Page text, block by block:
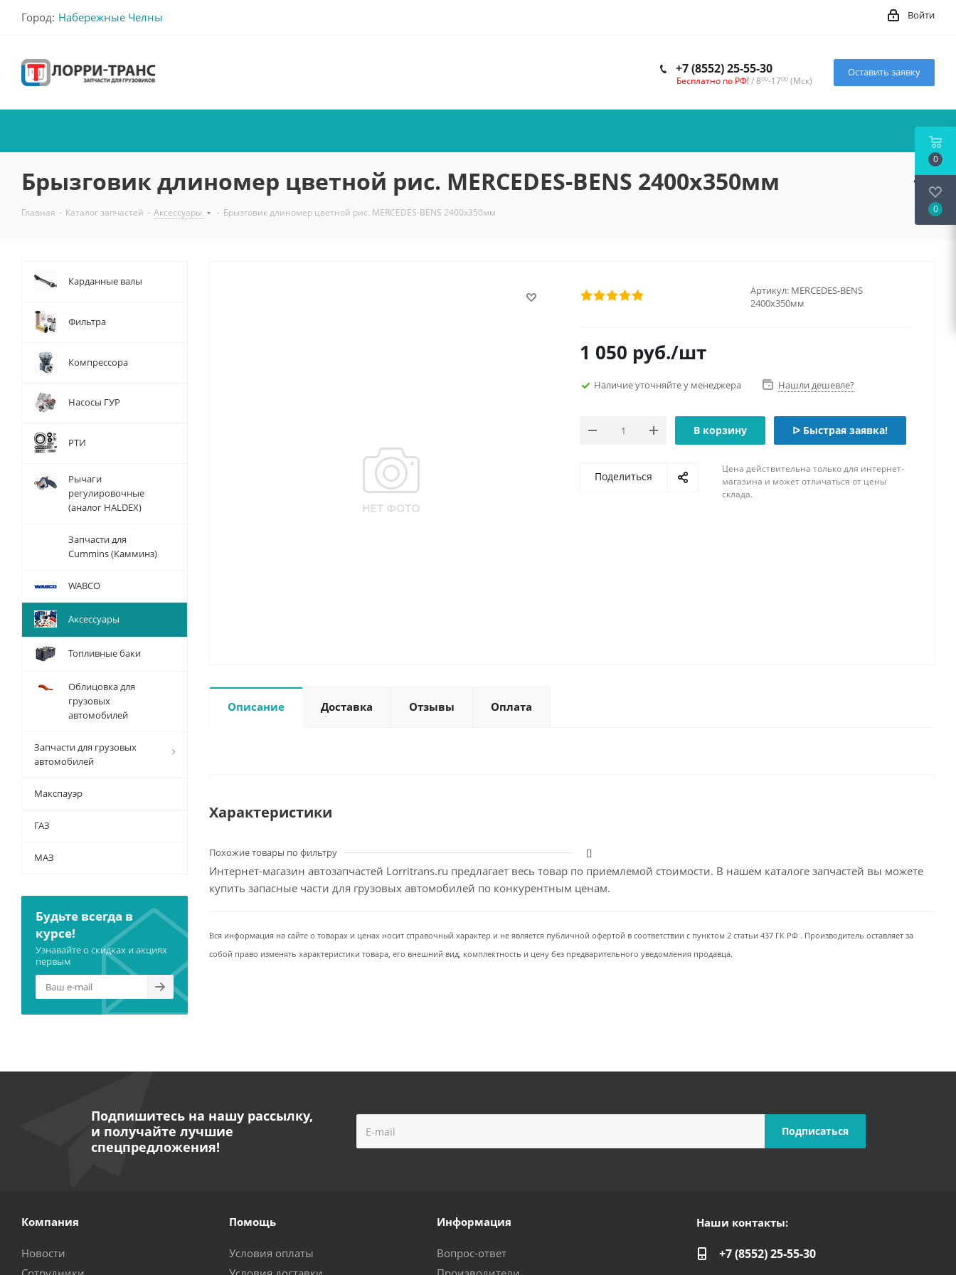
Город: Набережные Челны Войти
+7 (8552) 25-55-30
Бесплатно по РФ!/ 800-1700 (Мск)
Оставить заявку
Брызговик длиномер цветной рис. MERCEDES-BENS 2400x350мм
Главная - Каталог запчастей - Аксессуары - Брызговик длиномер цветной рис. MERCEDES-BENS 2400x350мм
Артикул: MERCEDES-BENS
2400x350мм
1 050 руб./шт
Наличие уточняйте у менеджера Нашли дешевле?
В корзину ᐅ Быстрая заявка!
Поделиться
Цена действительна только для интернет-
магазина и может отличаться от цены
склада.
Описание Доставка Отзывы Оплата
Характеристики
Похожие товары по фильтру []
Интернет-магазин автозапчастей Lorritrans.ru предлагает весь товар по приемлемой стоимости. В нашем каталоге запчастей вы можете
купить запасные части для грузовых автомобилей по конкурентным ценам.
Вся информация на сайте о товарах и ценах носит справочный характер и не является публичной офертой в соответствии с пунктом 2 статьи 437 ГК РФ . Производитель оставляет за
собой право изменять характеристики товара, его внешний вид, комплектность и цену без предварительного уведомления продавца.
Карданные валы
Фильтра
Компрессора
Насосы ГУР
РТИ
Рычаги
регулировочные
(аналог HALDEX)
Запчасти для
Cummins (Камминз)
WABCO
Аксессуары
Топливные баки
Облицовка для
грузовых
автомобилей
Запчасти для грузовых
автомобилей
Макспауэр
ГАЗ
МАЗ
Будьте всегда в
курсе!
Узнавайте о скидках и акциях
первым
Подпишитесь на нашу рассылку,
и получайте лучшие
спецпредложения!
Компания
Новости
Помощь
Условия оплаты
Информация
Вопрос-ответ
Наши контакты:
+7 (8552) 25-55-30
0
0